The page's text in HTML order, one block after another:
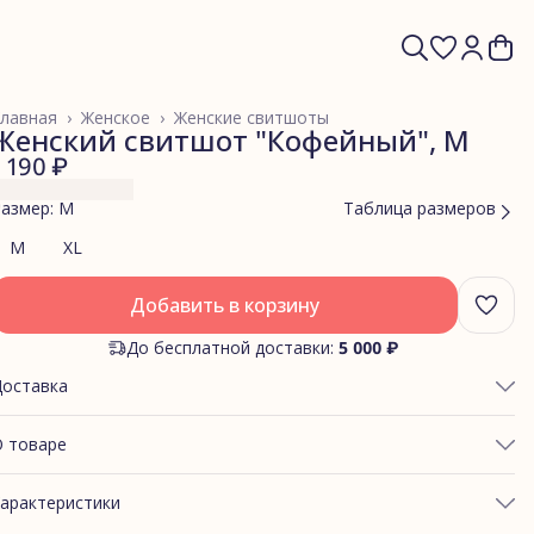
Женские свитшоты
Женское ›
›
свитшот "Кофейный", M
190 ₽
M
Таблица размеров
M
XL
Добавить в корзину
До бесплатной доставки: 5 000 ₽
товаре
ГРУДИ: 90-95
ТАЛИИ: 72-78